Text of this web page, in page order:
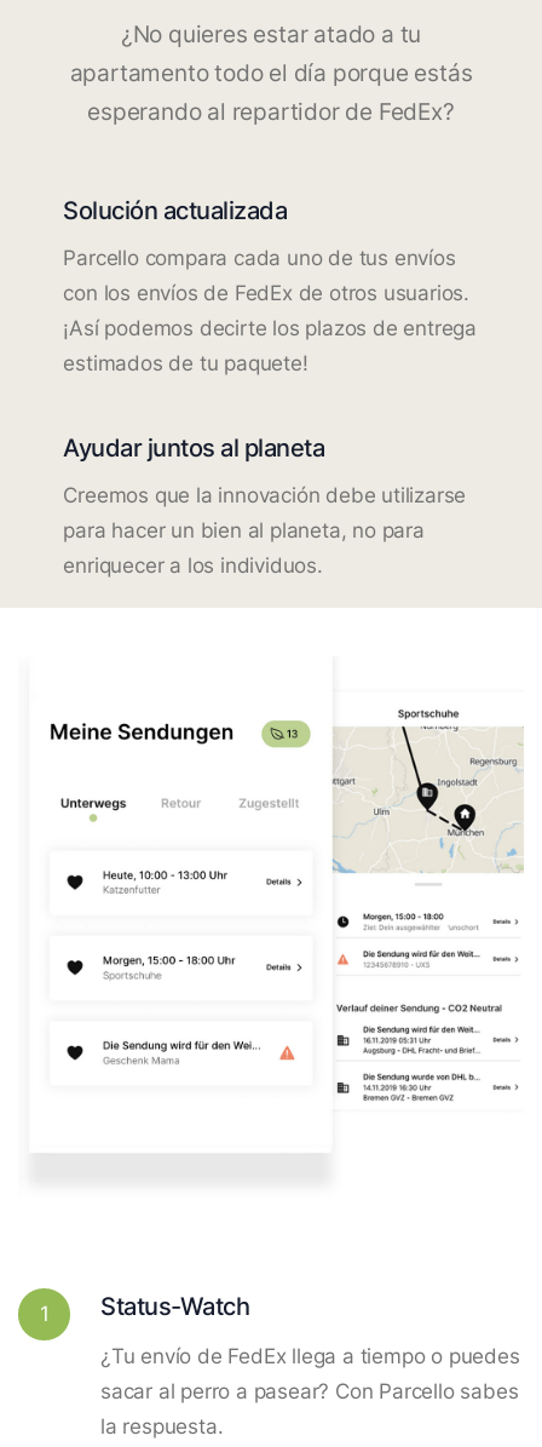
¿No quieres estar atado a tu
apartamento todo el día porque estás
esperando al repartidor de FedEx?
Solución actualizada
Parcello compara cada uno de tus envíos
con los envíos de FedEx de otros usuarios.
¡Así podemos decirte los plazos de entrega
estimados de tu paquete!
Ayudar juntos al planeta
Creemos que la innovación debe utilizarse
para hacer un bien al planeta, no para
enriquecer a los individuos.
1 Status-Watch
¿Tu envío de FedEx llega a tiempo o puedes
sacar al perro a pasear? Con Parcello sabes
la respuesta.